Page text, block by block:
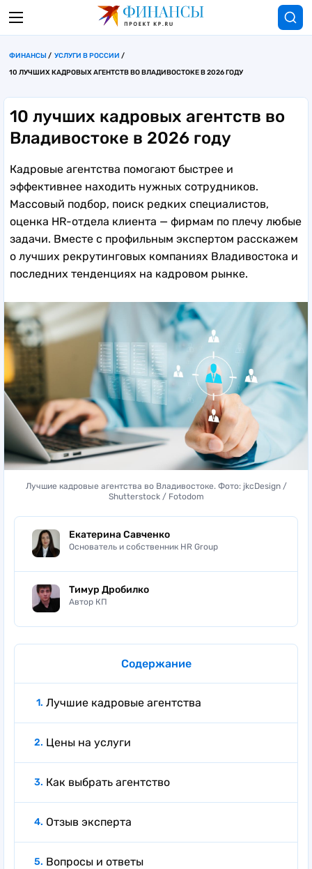
ФИНАНСЫ
УСЛУГИ В РОССИИ
10 ЛУЧШИХ КАДРОВЫХ АГЕНТСТВ ВО ВЛАДИВОСТОКЕ В 2026 ГОДУ
10 лучших кадровых агентств во
Владивостоке в 2026 году
Кадровые агентства помогают быстрее и
эффективнее находить нужных сотрудников.
Массовый подбор, поиск редких специалистов,
оценка HR-отдела клиента — фирмам по плечу любые
задачи. Вместе с профильным экспертом расскажем
о лучших рекрутинговых компаниях Владивостока и
последних тенденциях на кадровом рынке.
Лучшие кадровые агентства во Владивостоке. Фото: jkcDesign /
Shutterstock / Fotodom
Екатерина Савченко
Основатель и собственник HR Group
Тимур Дробилко
Автор КП
Содержание
Лучшие кадровые агентства
Цены на услуги
Как выбрать агентство
Отзыв эксперта
Вопросы и ответы